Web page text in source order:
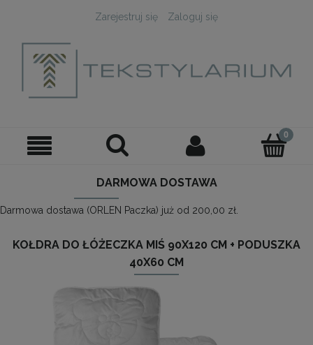
Zarejestruj się Zaloguj się
DARMOWA DOSTAWA
Darmowa dostawa (ORLEN Paczka) już od 200,00 zł.
KOŁDRA DO ŁÓŻECZKA MIŚ 90X120 CM + PODUSZKA
40X60 CM